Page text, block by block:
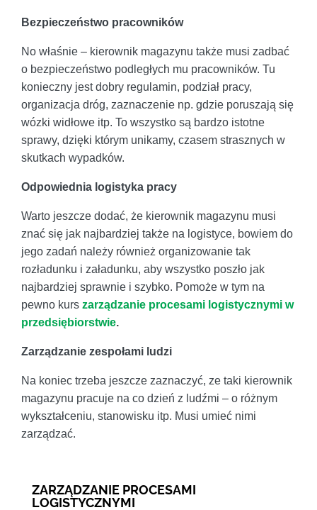
Bezpieczeństwo pracowników
No właśnie – kierownik magazynu także musi zadbać
o bezpieczeństwo podległych mu pracowników. Tu
konieczny jest dobry regulamin, podział pracy,
organizacja dróg, zaznaczenie np. gdzie poruszają się
wózki widłowe itp. To wszystko są bardzo istotne
sprawy, dzięki którym unikamy, czasem strasznych w
skutkach wypadków.
Odpowiednia logistyka pracy
Warto jeszcze dodać, że kierownik magazynu musi
znać się jak najbardziej także na logistyce, bowiem do
jego zadań należy również organizowanie tak
rozładunku i załadunku, aby wszystko poszło jak
najbardziej sprawnie i szybko. Pomoże w tym na
pewno kurs zarządzanie procesami logistycznymi w
przedsiębiorstwie.
Zarządzanie zespołami ludzi
Na koniec trzeba jeszcze zaznaczyć, ze taki kierownik
magazynu pracuje na co dzień z ludźmi – o różnym
wykształceniu, stanowisku itp. Musi umieć nimi
zarządzać.
ZARZĄDZANIE PROCESAMI
LOGISTYCZNYMI